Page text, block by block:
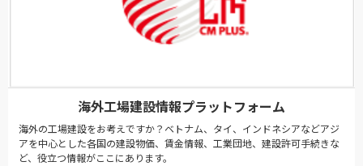
海外工場建設情報プラットフォーム
海外の工場建設をお考えですか？ベトナム、タイ、インドネシアなどアジ
アを中心とした各国の建設物価、賃金情報、工業団地、建設許可手続きな
ど、役立つ情報がここにあります。